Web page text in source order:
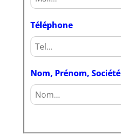
Téléphone
Nom, Prénom, Société